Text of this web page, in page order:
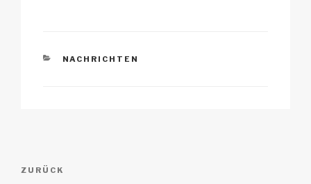
KATEGORIEN
NACHRICHTEN
Beitrags-
Vorheriger
ZURÜCK